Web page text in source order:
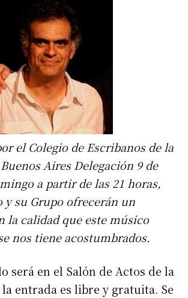
el Colegio de Escribanos de la
Aires Delegación 9 de
a partir de las 21 horas,
y su Grupo ofrecerán un
la calidad que este músico
nos tiene acostumbrados.
será en el Salón de Actos de la
entrada es libre y gratuita. Se